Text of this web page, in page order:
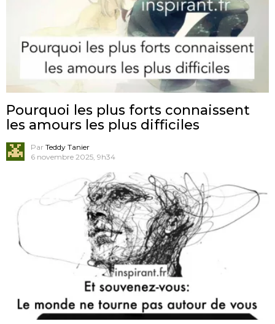
Pourquoi les plus forts connaissent
les amours les plus difficiles
Par Teddy Tanier
6 novembre 2025, 9h34